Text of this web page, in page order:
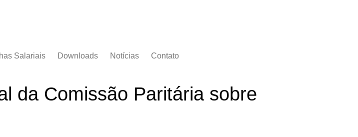
Salariais
Salarial
Downloads
Acordos Coletivos
Notícias Contato
da Comissão Paritária sobre